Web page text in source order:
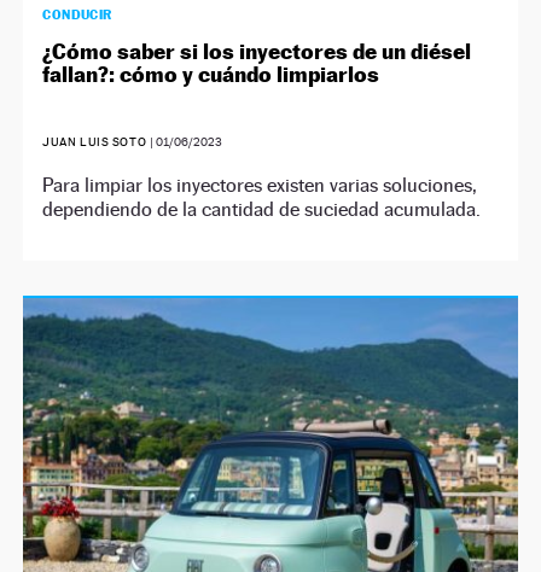
CONDUCIR
¿Cómo saber si los inyectores de un diésel
fallan?: cómo y cuándo limpiarlos
JUAN LUIS SOTO | 01/06/2023
Para limpiar los inyectores existen varias soluciones,
dependiendo de la cantidad de suciedad acumulada.